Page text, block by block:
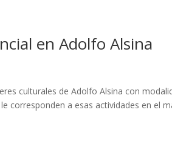
en Adolfo Alsina
culturales de Adolfo Alsina con
corresponden a esas actividades en el